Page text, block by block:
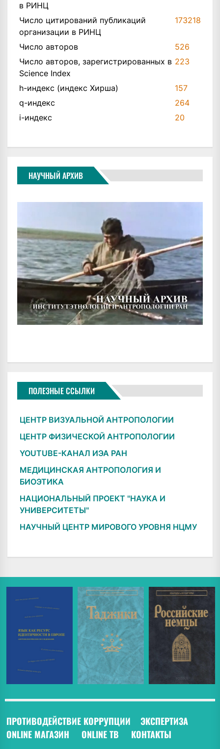
в РИНЦ
Число цитирований публикаций
организации в РИНЦ
173218
Число авторов
526
Число авторов, зарегистрированных в
Science Index
223
h-индекс (индекс Хирша)
157
q-индекс
264
i-индекс
20
НАУЧНЫЙ АРХИВ
ПОЛЕЗНЫЕ ССЫЛКИ
ЦЕНТР ВИЗУАЛЬНОЙ АНТРОПОЛОГИИ
ЦЕНТР ФИЗИЧЕСКОЙ АНТРОПОЛОГИИ
YOUTUBE-КАНАЛ ИЭА РАН
МЕДИЦИНСКАЯ АНТРОПОЛОГИЯ И
БИОЭТИКА
НАЦИОНАЛЬНЫЙ ПРОЕКТ "НАУКА И
УНИВЕРСИТЕТЫ"
НАУЧНЫЙ ЦЕНТР МИРОВОГО УРОВНЯ НЦМУ
ПРОТИВОДЕЙСТВИЕ КОРРУПЦИИ ЭКСПЕРТИЗА
ONLINE МАГАЗИН
ONLINE ТВ КОНТАКТЫ